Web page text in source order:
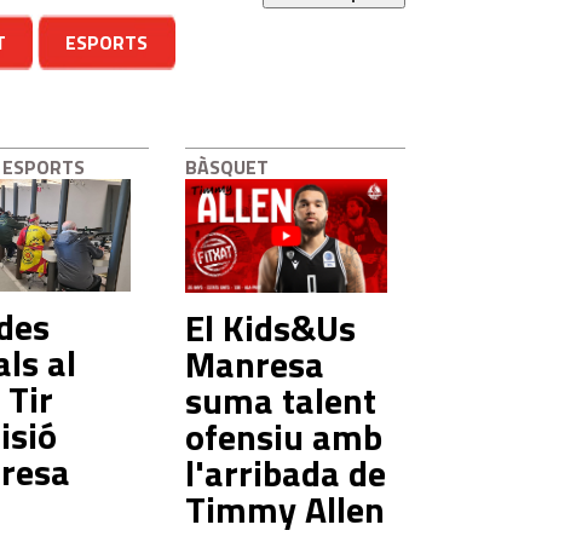
ESPORTS
al
Tir
BÀSQUET
El Kids&Us
Manresa
suma talent
ofensiu amb
l'arribada de
Timmy Allen